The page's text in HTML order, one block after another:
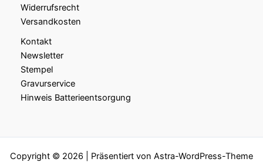
Widerrufsrecht
Versandkosten
Kontakt
Newsletter
Stempel
Gravurservice
Hinweis Batterieentsorgung
Copyright © 2026 | Präsentiert von Astra-WordPress-Theme